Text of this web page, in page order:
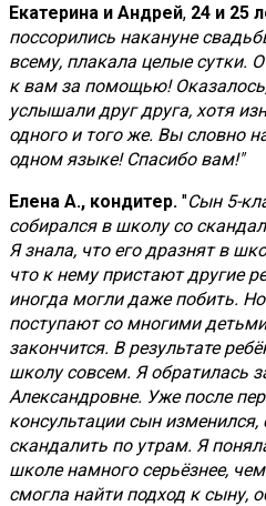
Екатерина и Андрей, 24 и 25
поссорились накануне
всему, плакала целые сутки.
к вам за помощью!
услышали друг друга, хотя
одного и того же. Вы словно
одном языке! Спасибо вам!"
Елена А., кондитер. "Сын 5-
собирался в школу со
Я знала, что его дразнят в
что к нему пристают другие
иногда могли даже побить.
поступают со многими
закончится. В результате
школу совсем. Я обратилась
Александровне. Уже после
консультации сын изменился,
скандалить по утрам. Я
школе намного серьёзнее,
смогла найти подход к сыну,